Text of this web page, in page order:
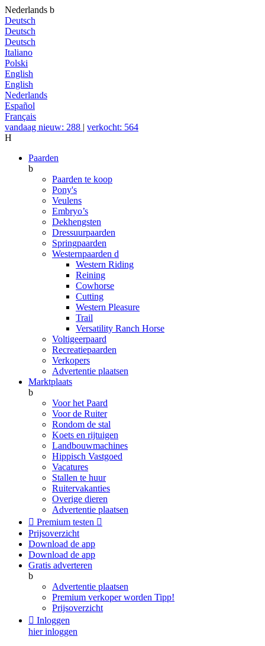
Nederlands b
Deutsch
Deutsch
Deutsch
Italiano
Polski
English
English
Nederlands
Español
Français
vandaag nieuw: 288 | verkocht: 564
H
Paarden
b
Paarden te koop
Pony's
Veulens
Embryo’s
Dekhengsten
Dressuurpaarden
Springpaarden
Westernpaarden d
Western Riding
Reining
Cowhorse
Cutting
Western Pleasure
Trail
Versatility Ranch Horse
Voltigeerpaard
Recreatiepaarden
Verkopers
Advertentie plaatsen
Marktplaats
b
Voor het Paard
Voor de Ruiter
Rondom de stal
Koets en rijtuigen
Landbouwmachines
Hippisch Vastgoed
Vacatures
Stallen te huur
Ruitervakanties
Overige dieren
Advertentie plaatsen
 Premium testen 
Prijsoverzicht
Download de app
Download de app
Gratis adverteren
b
Advertentie plaatsen
Premium verkoper worden Tipp!
Prijsoverzicht
 Inloggen
hier inloggen